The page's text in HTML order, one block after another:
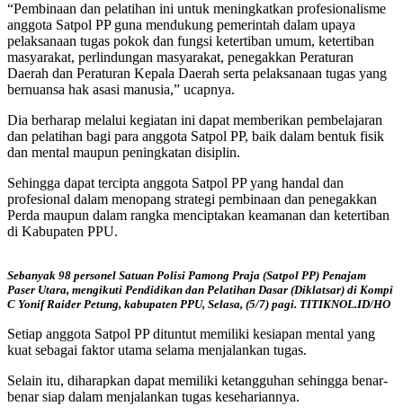
“Pembinaan dan pelatihan ini untuk meningkatkan profesionalisme
anggota Satpol PP guna mendukung pemerintah dalam upaya
pelaksanaan tugas pokok dan fungsi ketertiban umum, ketertiban
masyarakat, perlindungan masyarakat, penegakkan Peraturan
Daerah dan Peraturan Kepala Daerah serta pelaksanaan tugas yang
bernuansa hak asasi manusia,” ucapnya.
Dia berharap melalui kegiatan ini dapat memberikan pembelajaran
dan pelatihan bagi para anggota Satpol PP, baik dalam bentuk fisik
dan mental maupun peningkatan disiplin.
Sehingga dapat tercipta anggota Satpol PP yang handal dan
profesional dalam menopang strategi pembinaan dan penegakkan
Perda maupun dalam rangka menciptakan keamanan dan ketertiban
di Kabupaten PPU.
Sebanyak 98 personel Satuan Polisi Pamong Praja (Satpol PP) Penajam
Paser Utara, mengikuti Pendidikan dan Pelatihan Dasar (Diklatsar) di Kompi
C Yonif Raider Petung, kabupaten PPU, Selasa, (5/7) pagi. TITIKNOL.ID/HO
Setiap anggota Satpol PP dituntut memiliki kesiapan mental yang
kuat sebagai faktor utama selama menjalankan tugas.
Selain itu, diharapkan dapat memiliki ketangguhan sehingga benar-
benar siap dalam menjalankan tugas kesehariannya.